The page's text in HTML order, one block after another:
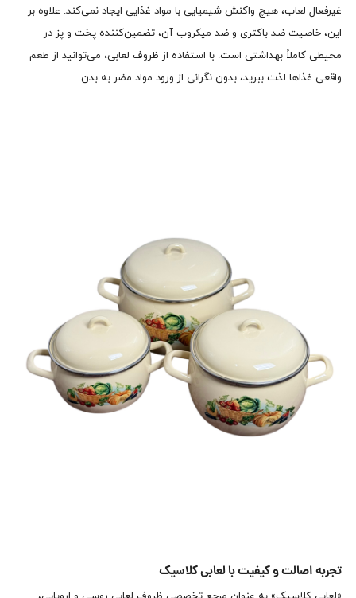
غیرفعال لعاب، هیچ واکنش شیمیایی با مواد غذایی ایجاد نمی‌کند. علاوه بر
این، خاصیت ضد باکتری و ضد میکروب آن، تضمین‌کننده پخت و پز در
محیطی کاملاً بهداشتی است. با استفاده از ظروف لعابی، می‌توانید از طعم
واقعی غذاها لذت ببرید، بدون نگرانی از ورود مواد مضر به بدن.
تجربه اصالت و کیفیت با لعابی کلاسیک